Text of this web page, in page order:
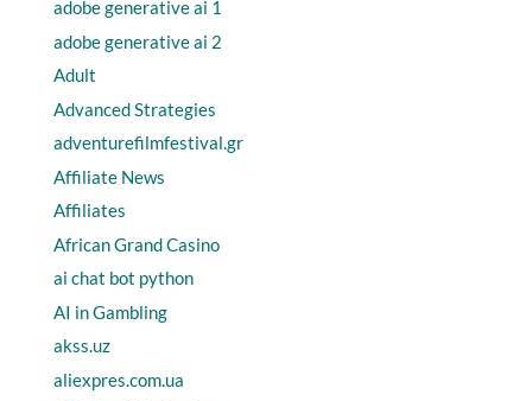
adobe generative ai 1
adobe generative ai 2
Adult
Advanced Strategies
adventurefilmfestival.gr
Affiliate News
Affiliates
African Grand Casino
ai chat bot python
AI in Gambling
akss.uz
aliexpres.com.ua